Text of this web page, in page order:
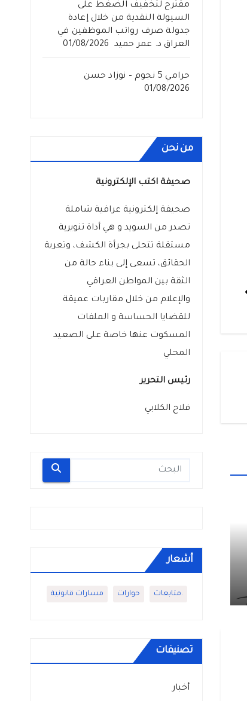
مقترح لتخفيف الضغط على
السيولة النقدية من خلال إعادة
جدولة صرف رواتب الموظفين في
العراق د. عمر حميد
01/08/2026
حرامي 5 نجوم – نوزاد حسن
01/08/2026
من نحن
صحيفة اكتب الإلكترونية
صحيفة إلكترونية عراقية شاملة
تصدر من السويد و هي أداة تنويرية
مستقلة تتحلى بجرأة الكشف، وتعرية
الحقائق، تسعى إلى بناء حالة من
الثقة بين المواطن العراقي
والإعلام من خلال مقاربات عميقة
للقضايا الحساسة و الملفات
المسكوت عنها خاصة على الصعيد
المحلي
رئيس التحرير
فلاح الكلابي
أشعار
.متابعات حوارات مسارات قانونية
تصنيفات
أخبار